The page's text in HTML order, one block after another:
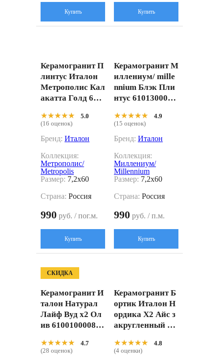
Купить Купить
Керамогранит П
линтус Италон
Метрополис Кал
акатта Голд 610
й 7,2x60
★★★★★
★★★★★
5.0
(16 оценок)
Бренд: Италон
Коллекция:
Метрополис/
Metropolis
Размер: 7,2x60
Страна: Россия
990 руб. / пог.м.
Купить
Керамогранит М
иллениум/ mille
nnium Блэк Пли
нтус 6101300040
★★★★★
★★★★★
4.9
(15 оценок)
Бренд: Италон
Коллекция:
Миллениум/
Millennium
Размер: 7,2x60
Страна: Россия
990 руб. / п.м.
Купить
СКИДКА
Керамогранит И
талон Натурал
Лайф Вуд х2 Ол
ив 610010000845
★★★★★
★★★★★
4.7
(28 оценок)
Керамогранит Б
ортик Италон Н
ордика Х2 Айс з
акругленный пр
053 серый 30x60
★★★★★
★★★★★
4.8
(4 оценки)